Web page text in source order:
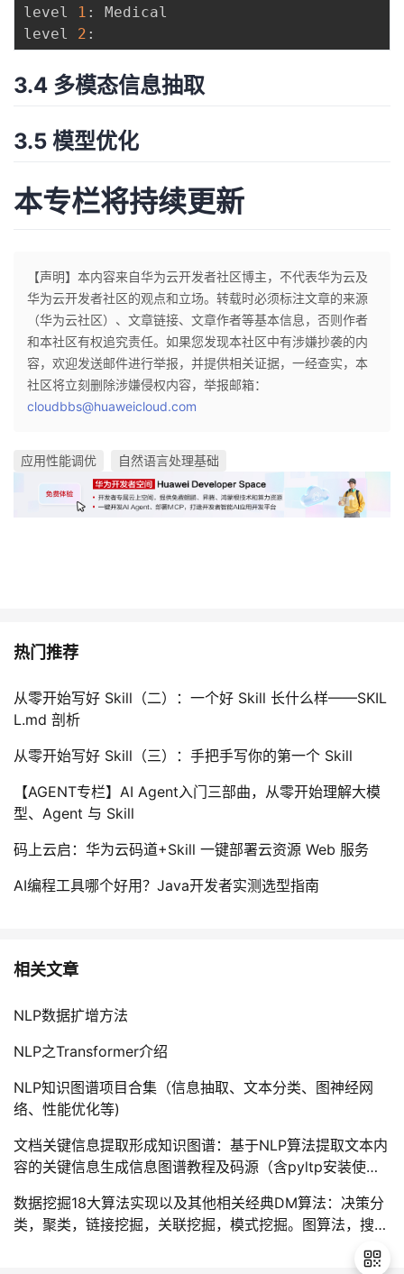
level
1 :
Medical
level 2 :
3.4 多模态信息抽取
3.5 模型优化
本专栏将持续更新
【声明】本内容来自华为云开发者社区博主，不代表华为云及
华为云开发者社区的观点和立场。转载时必须标注文章的来源
（华为云社区）、文章链接、文章作者等基本信息，否则作者
和本社区有权追究责任。如果您发现本社区中有涉嫌抄袭的内
容，欢迎发送邮件进行举报，并提供相关证据，一经查实，本
社区将立刻删除涉嫌侵权内容，举报邮箱：
cloudbbs@huaweicloud.com
应用性能调优 自然语言处理基础
热门推荐
从零开始写好 Skill（二）：一个好 Skill 长什么样——SKIL
L.md 剖析
从零开始写好 Skill（三）：手把手写你的第一个 Skill
【AGENT专栏】AI Agent入门三部曲，从零开始理解大模
型、Agent 与 Skill
码上云启：华为云码道+Skill 一键部署云资源 Web 服务
AI编程工具哪个好用？Java开发者实测选型指南
相关文章
NLP数据扩增方法
NLP之Transformer介绍
NLP知识图谱项目合集（信息抽取、文本分类、图神经网
络、性能优化等)
文档关键信息提取形成知识图谱：基于NLP算法提取文本内
容的关键信息生成信息图谱教程及码源（含pyltp安装使用
数据挖掘18大算法实现以及其他相关经典DM算法：决策分
类，聚类，链接挖掘，关联挖掘，模式挖掘。图算法，搜索